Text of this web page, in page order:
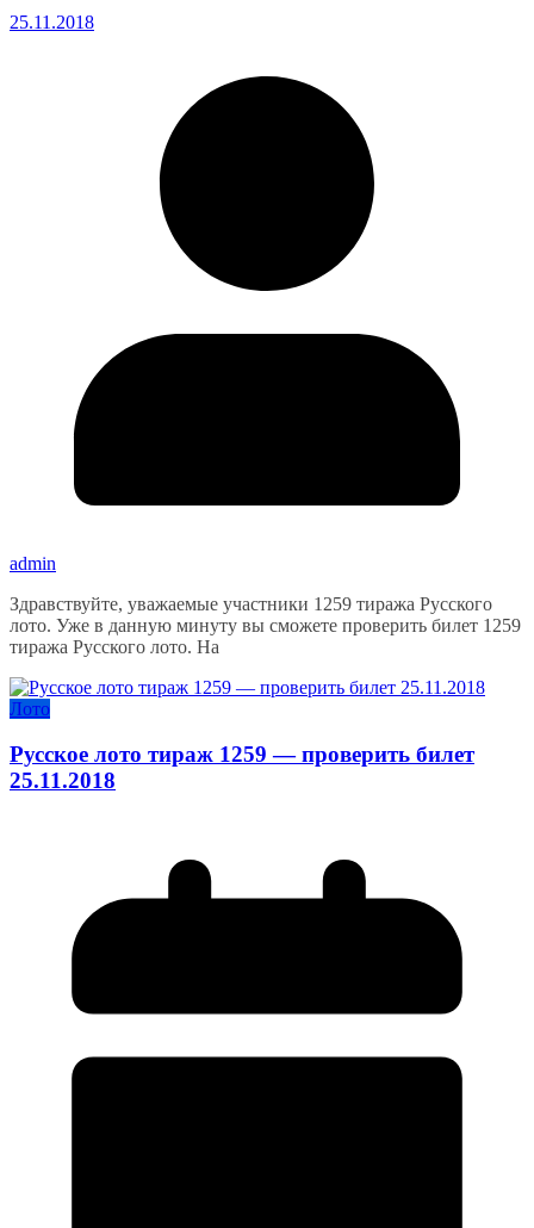
25.11.2018
admin
Здравствуйте, уважаемые участники 1259 тиража Русского
лото. Уже в данную минуту вы сможете проверить билет 1259
тиража Русского лото. На
Лото
Русское лото тираж 1259 — проверить билет
25.11.2018